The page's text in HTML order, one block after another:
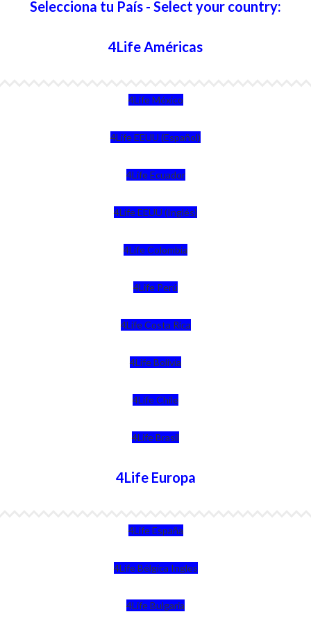
Selecciona tu País - Select your country:
4Life Américas
4Life México
4Life EEUU (Español)
4Life Ecuador
4Life EEUU (Inglés)
4Life Colombia
4Life Perú
4Life Costa Rica
4Life Bolivia
4Life Chile
4Life Brasil
4Life Europa
4Life España
4Life Bélgica Ingles
4Life Bulgaria